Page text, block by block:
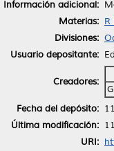
Información adicional:
Materias: R
Divisiones:
Usuario depositante:
Creadores:
Fecha del depósito:
Última modificación:
URI: